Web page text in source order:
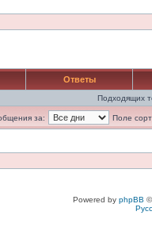
Ответы
Подходящих
за:
Поле
Powered by phpBB